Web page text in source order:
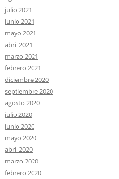
julio 2021
junio 2021
mayo 2021
abril 2021
marzo 2021
febrero 2021
diciembre 2020
septiembre 2020
agosto 2020
julio 2020
junio 2020
mayo 2020
abril 2020
marzo 2020
febrero 2020